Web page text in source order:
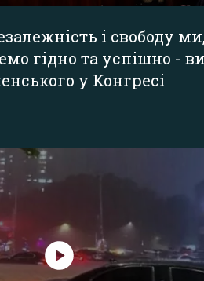
і свободу
гідно та успішно -
у Конгресі